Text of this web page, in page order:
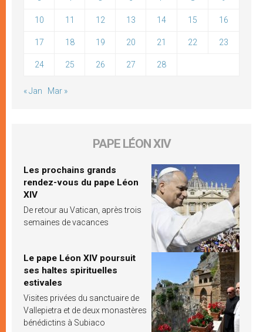
10 11 12 13 14 15 16
17 18 19 20 21 22 23
24 25 26 27 28
« Jan Mar »
PAPE LÉON XIV
Les prochains grands
rendez-vous du pape Léon
XIV
De retour au Vatican, après trois
semaines de vacances
Le pape Léon XIV poursuit
ses haltes spirituelles
estivales
Visites privées du sanctuaire de
Vallepietra et de deux monastères
bénédictins à Subiaco